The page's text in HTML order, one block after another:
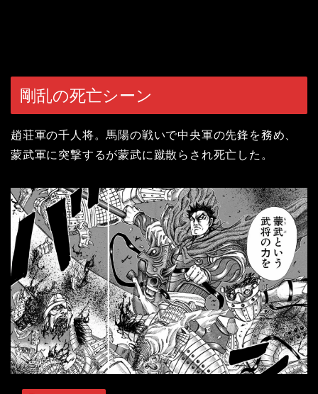
剛乱の死亡シーン
趙荘軍の千人将。馬陽の戦いで中央軍の先鋒を務め、
蒙武軍に突撃するが蒙武に蹴散らされ死亡した。